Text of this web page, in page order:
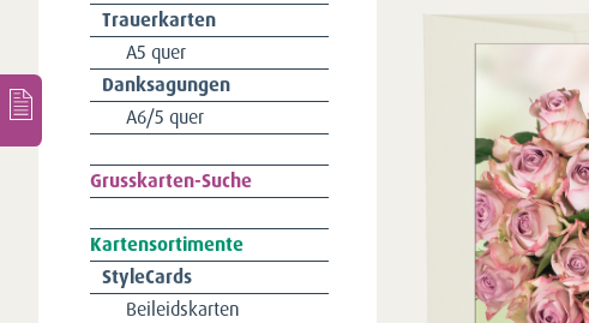
überspringen
Trauerkarten
A5 quer
Danksagungen
A6/5 quer
Navigation
überspringen
Grusskarten-Suche
Kartensortimente
Navigation
überspringen
StyleCards
Beileidskarten